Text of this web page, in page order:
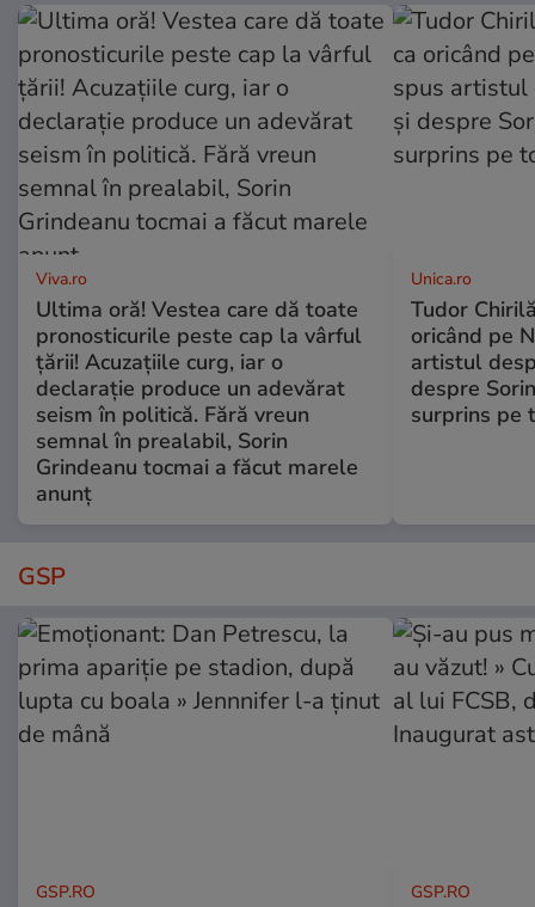
Viva.ro
Ultima oră! Vestea care dă toate
pronosticurile peste cap la vârful
țării! Acuzațiile curg, iar o
declarație produce un adevărat
seism în politică. Fără vreun
semnal în prealabil, Sorin
Grindeanu tocmai a făcut marele
anunț
Unica.ro
Tudor
oricând pe
artistul
despre
surprins pe
GSP
GSP.RO GSP.RO